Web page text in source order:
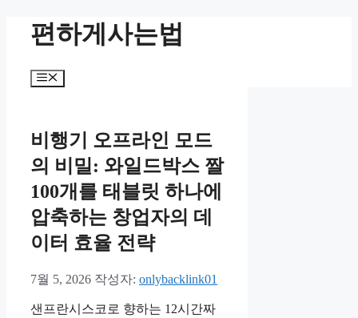
편하게사는법
메
비행기 오프라인 모드
의 비밀: 와일드박스 짤
100개를 태블릿 하나에
압축하는 창업자의 데
이터 효율 전략
7월 5, 2026 작성자: onlybacklink01
샌프란시스코로 향하는 12시간짜